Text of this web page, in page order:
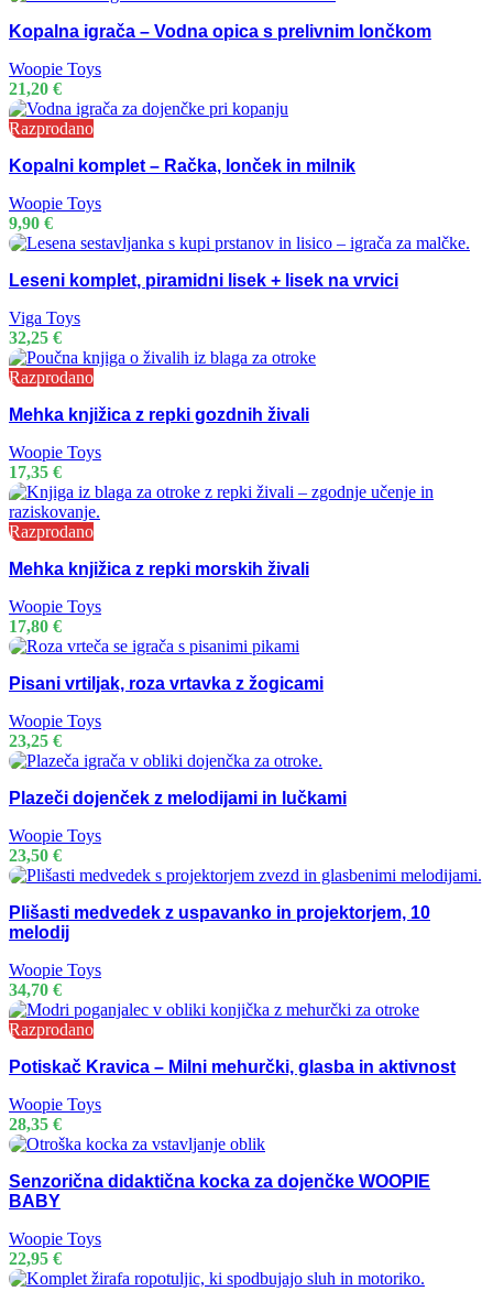
Kopalna igrača – Vodna opica s prelivnim lončkom
Woopie Toys
21,20 €
Razprodano
Kopalni komplet – Račka, lonček in milnik
Woopie Toys
9,90 €
Leseni komplet, piramidni lisek + lisek na vrvici
Viga Toys
32,25 €
Razprodano
Mehka knjižica z repki gozdnih živali
Woopie Toys
17,35 €
Razprodano
Mehka knjižica z repki morskih živali
Woopie Toys
17,80 €
Pisani vrtiljak, roza vrtavka z žogicami
Woopie Toys
23,25 €
Plazeči dojenček z melodijami in lučkami
Woopie Toys
23,50 €
Plišasti medvedek z uspavanko in projektorjem, 10
melodij
Woopie Toys
34,70 €
Razprodano
Potiskač Kravica – Milni mehurčki, glasba in aktivnost
Woopie Toys
28,35 €
Senzorična didaktična kocka za dojenčke WOOPIE
BABY
Woopie Toys
22,95 €